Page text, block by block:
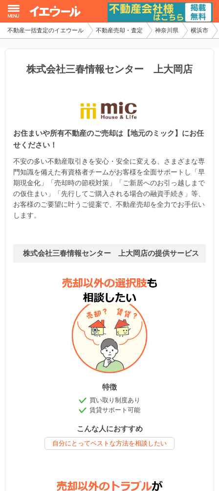
不動産一括査定のイエウール 不動産売却・査定 神奈川県 横浜市
株式会社三春情報センター 上大岡店
お住まいや所有不動産のご売却は【地元のミック】にお任
せください！
不安の多い不動産取引きを安心・安全に変える、さまざまな専
門知識を備えた有資格者チームがお客様を全面サポートし「早
期現金化」「売却時の節税対策」「ご新居へのお引っ越しまで
の仮住まい」「先行してご購入される場合の融資手続き」等、
お客様のご要望に叶うご提案で、不動産売却を全力でお手伝い
します。
株式会社三春情報センター 上大岡店の提供サービス
特徴
買い取り制度あり
賃貸サポート可能
こんな人におすすめ
自分にとってベストな方法を相談したい
イエウール加盟希望の不動産会社様
不動産の売却・一括査定
家査定シミュレーター
お問い合わせ